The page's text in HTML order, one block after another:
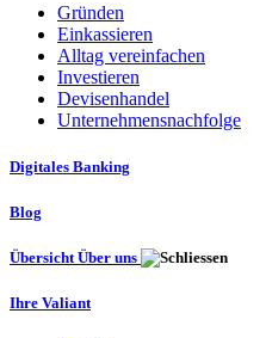
Gründen
Einkassieren
Alltag vereinfachen
Investieren
Devisenhandel
Unternehmensnachfolge
Digitales Banking
Blog
Übersicht Über uns
Ihre Valiant